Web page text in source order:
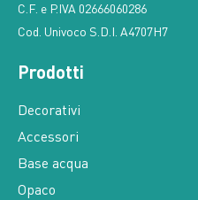
C.F. e P.IVA 02666060286
Cod. Univoco S.D.I. A4707H7
Prodotti
Decorativi
Accessori
Base acqua
Opaco